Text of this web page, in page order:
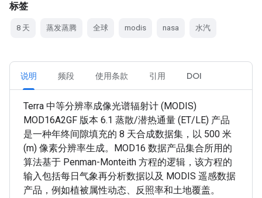
标签
8 天 蒸发蒸腾 全球 modis nasa 水汽
说明 频段 使用条款 引用 DOI
Terra 中等分辨率成像光谱辐射计 (MODIS)
MOD16A2GF 版本 6.1 蒸散/潜热通量 (ET/LE) 产品
是一种年终间隙填充的 8 天合成数据集，以 500 米
(m) 像素分辨率生成。MOD16 数据产品集合所用的
算法基于 Penman-Monteith 方程的逻辑，该方程的
输入包括每日气象再分析数据以及 MODIS 遥感数据
产品，例如植被属性动态、反照率和土地覆盖。